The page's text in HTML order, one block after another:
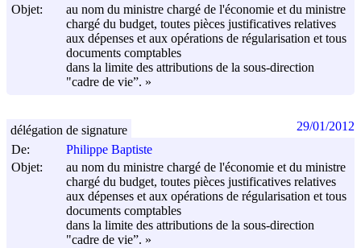
Objet:
au nom du ministre chargé de l'économie et du ministre
chargé du budget, toutes pièces justificatives relatives
aux dépenses et aux opérations de régularisation et tous
documents comptables
dans la limite des attributions de la sous-direction
"cadre de vie”. »
De:
Philippe Baptiste
Objet:
au nom du ministre chargé de l'économie et du ministre
chargé du budget, toutes pièces justificatives relatives
aux dépenses et aux opérations de régularisation et tous
documents comptables
dans la limite des attributions de la sous-direction
"cadre de vie”. »
délégation de signature 29/01/2012